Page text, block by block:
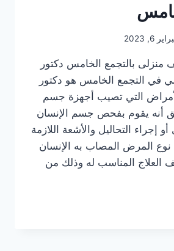
6, 2023
منزلى بالتجمع الخامس دكتور
في التجمع الخامس هو دكتور
التي تصيب أجهزة جسم
أنه يقوم بفحص جسم الإنسان
إجراء التحاليل والأشعة اللازمة
المرض المصاب به الإنسان
العلاج المناسب له وذلك من